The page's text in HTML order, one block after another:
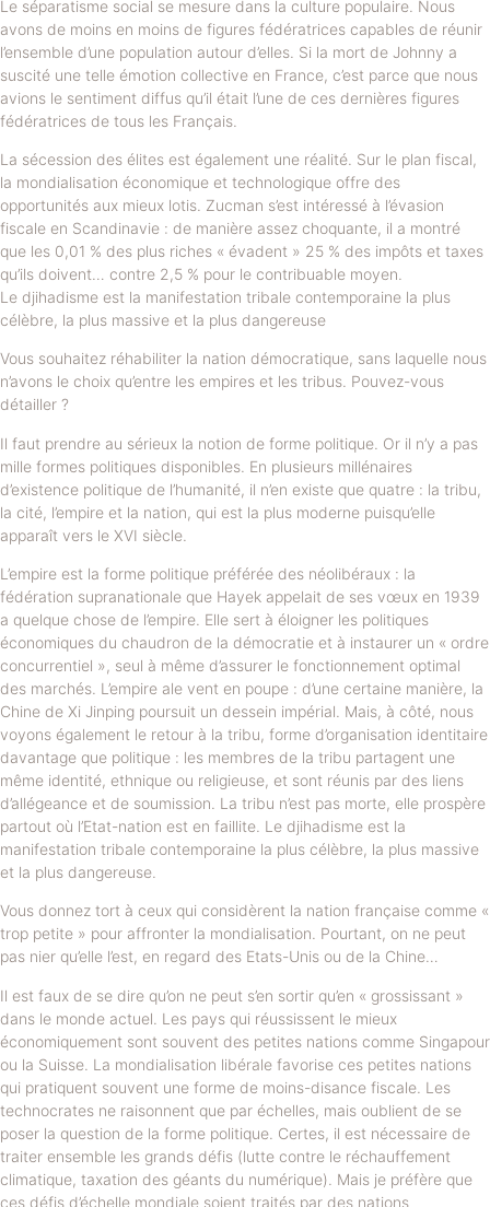
Le séparatisme social se mesure dans la culture populaire. Nous
avons de moins en moins de figures fédératrices capables de réunir
l’ensemble d’une population autour d’elles. Si la mort de Johnny a
suscité une telle émotion collective en France, c’est parce que nous
avions le sentiment diffus qu’il était l’une de ces dernières figures
fédératrices de tous les Français.
La sécession des élites est également une réalité. Sur le plan fiscal,
la mondialisation économique et technologique offre des
opportunités aux mieux lotis. Zucman s’est intéressé à l’évasion
fiscale en Scandinavie : de manière assez choquante, il a montré
que les 0,01 % des plus riches « évadent » 25 % des impôts et taxes
qu’ils doivent… contre 2,5 % pour le contribuable moyen.
Le djihadisme est la manifestation tribale contemporaine la plus
célèbre, la plus massive et la plus dangereuse
Vous souhaitez réhabiliter la nation démocratique, sans laquelle nous
n’avons le choix qu’entre les empires et les tribus. Pouvez-vous
détailler ?
Il faut prendre au sérieux la notion de forme politique. Or il n’y a pas
mille formes politiques disponibles. En plusieurs millénaires
d’existence politique de l’humanité, il n’en existe que quatre : la tribu,
la cité, l’empire et la nation, qui est la plus moderne puisqu’elle
apparaît vers le XVI siècle.
L’empire est la forme politique préférée des néolibéraux : la
fédération supranationale que Hayek appelait de ses vœux en 1939
a quelque chose de l’empire. Elle sert à éloigner les politiques
économiques du chaudron de la démocratie et à instaurer un « ordre
concurrentiel », seul à même d’assurer le fonctionnement optimal
des marchés. L’empire ale vent en poupe : d’une certaine manière, la
Chine de Xi Jinping poursuit un dessein impérial. Mais, à côté, nous
voyons également le retour à la tribu, forme d’organisation identitaire
davantage que politique : les membres de la tribu partagent une
même identité, ethnique ou religieuse, et sont réunis par des liens
d’allégeance et de soumission. La tribu n’est pas morte, elle prospère
partout où l’Etat-nation est en faillite. Le djihadisme est la
manifestation tribale contemporaine la plus célèbre, la plus massive
et la plus dangereuse.
Vous donnez tort à ceux qui considèrent la nation française comme «
trop petite » pour affronter la mondialisation. Pourtant, on ne peut
pas nier qu’elle l’est, en regard des Etats-Unis ou de la Chine…
Il est faux de se dire qu’on ne peut s’en sortir qu’en « grossissant »
dans le monde actuel. Les pays qui réussissent le mieux
économiquement sont souvent des petites nations comme Singapour
ou la Suisse. La mondialisation libérale favorise ces petites nations
qui pratiquent souvent une forme de moins-disance fiscale. Les
technocrates ne raisonnent que par échelles, mais oublient de se
poser la question de la forme politique. Certes, il est nécessaire de
traiter ensemble les grands défis (lutte contre le réchauffement
climatique, taxation des géants du numérique). Mais je préfère que
ces défis d’échelle mondiale soient traités par des nations